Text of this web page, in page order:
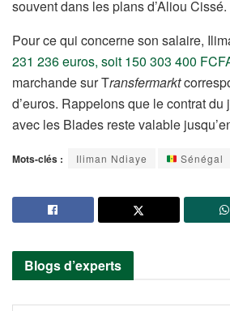
souvent dans les plans d’Aliou Cissé.
Pour ce qui concerne son salaire,
231 236 euros, soit 150 303 400
marchande sur Transfermarkt
d’euros. Rappelons que le contrat
avec les Blades reste valable
Mots-clés : Iliman Ndiaye Sénégal
Blogs d’experts